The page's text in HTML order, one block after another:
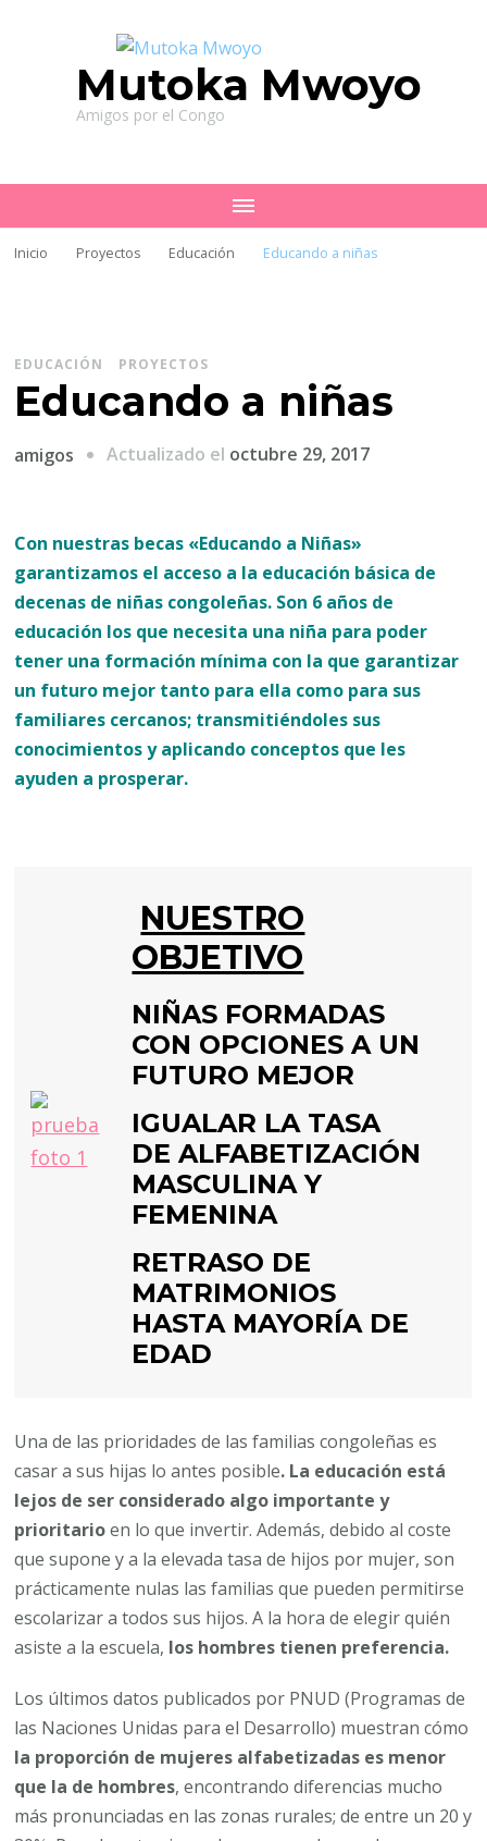
Mutoka Mwoyo
Amigos por el Congo
Inicio Proyectos Educación Educando a niñas
EDUCACIÓN PROYECTOS
Educando a niñas
amigos Actualizado el octubre 29, 2017
Con nuestras becas «Educando a Niñas»
garantizamos el acceso a la educación básica de
decenas de niñas congoleñas. Son 6 años de
educación los que necesita una niña para poder
tener una formación mínima con la que garantizar
un futuro mejor tanto para ella como para sus
familiares cercanos; transmitiéndoles sus
conocimientos y aplicando conceptos que les
ayuden a prosperar.
NUESTRO
OBJETIVO
NIÑAS FORMADAS
CON OPCIONES A UN
FUTURO MEJOR
IGUALAR LA TASA
DE ALFABETIZACIÓN
MASCULINA Y
FEMENINA
RETRASO DE
MATRIMONIOS
HASTA MAYORÍA DE
EDAD
Una de las prioridades de las familias congoleñas es
casar a sus hijas lo antes posible. La educación está
lejos de ser considerado algo importante y
prioritarioen lo que invertir. Además, debido al coste
que supone y a la elevada tasa de hijos por mujer, son
prácticamente nulas las familias que pueden permitirse
escolarizar a todos sus hijos. A la hora de elegir quién
asiste a la escuela, los hombres tienen preferencia.
Los últimos datos publicados por PNUD (Programas de
las Naciones Unidas para el Desarrollo) muestran cómo
la proporción de mujeres alfabetizadas es menor
que la de hombres, encontrando diferencias mucho
más pronunciadas en las zonas rurales; de entre un 20 y